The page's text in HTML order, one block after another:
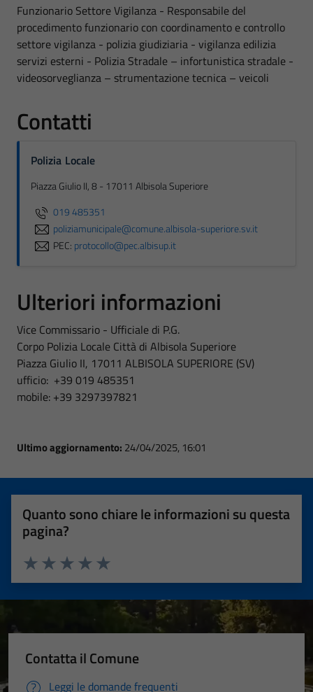
Funzionario Settore Vigilanza - Responsabile del
procedimento funzionario con coordinamento e controllo
settore vigilanza - polizia giudiziaria - vigilanza edilizia
servizi esterni - Polizia Stradale – infortunistica stradale -
videosorveglianza – strumentazione tecnica – veicoli
Contatti
Polizia Locale
Piazza Giulio II, 8 - 17011 Albisola Superiore
019 485351
poliziamunicipale@comune.albisola-superiore.sv.it
PEC: protocollo@pec.albisup.it
Ulteriori informazioni
Vice Commissario - Ufficiale di P.G.
Corpo Polizia Locale Città di Albisola Superiore
Piazza Giulio II, 17011 ALBISOLA SUPERIORE (SV)
ufficio: +39 019 485351
mobile: +39 3297397821
Ultimo aggiornamento: 24/04/2025, 16:01
Quanto sono chiare le informazioni su questa
pagina?
Valuta 5 stelle su 5
Valuta 4 stelle su 5
Valuta 3 stelle su 5
Valuta 2 stelle su 5
Valuta 1 stelle su 5
Contatta il Comune
Leggi le domande frequenti